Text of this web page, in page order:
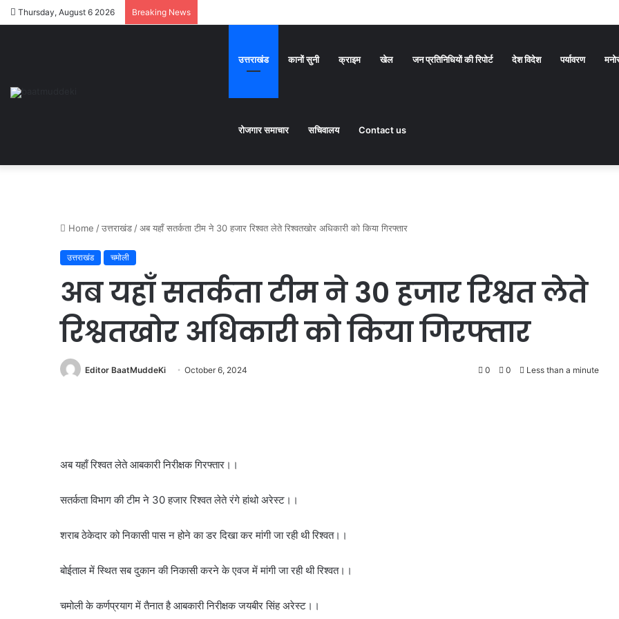
Thursday, August 6 2026 Breaking News
उत्तराखंड कानों सुनी क्राइम खेल जन प्रतिनिधियों की रिपोर्ट देश विदेश पर्यावरण
रोजगार समाचार सचिवालय Contact us
Home /उत्तराखंड /अब यहाँ सतर्कता टीम ने 30 हजार रिश्वत लेते रिश्वतखोर अधिकारी को किया गिरफ्तार
उत्तराखंड चमोली
अब यहाँ सतर्कता टीम ने 30 हजार रिश्वत लेते
रिश्वतखोर अधिकारी को किया गिरफ्तार
Editor BaatMuddeKi October 6, 2024 0 0 Less than a minute
अब यहाँ रिश्वत लेते आबकारी निरीक्षक गिरफ्तार।।
सतर्कता विभाग की टीम ने 30 हजार रिश्वत लेते रंगे हांथो अरेस्ट।।
शराब ठेकेदार को निकासी पास न होने का डर दिखा कर मांगी जा रही थी रिश्वत।।
बोईताल में स्थित सब दुकान की निकासी करने के एवज में मांगी जा रही थी रिश्वत।।
चमोली के कर्णप्रयाग में तैनात है आबकारी निरीक्षक जयबीर सिंह अरेस्ट।।